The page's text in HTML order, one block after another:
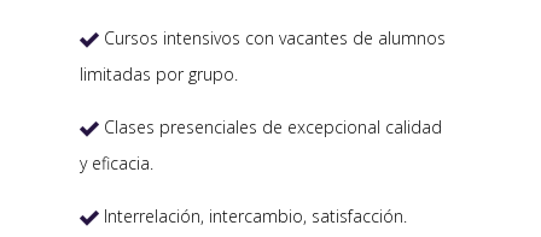
 Cursos intensivos con vacantes de alumnos
limitadas por grupo.
 Clases presenciales de excepcional calidad
y eficacia.
 Interrelación, intercambio, satisfacción.